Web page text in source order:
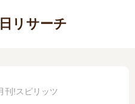
リサーチ
刊!スピリッツ